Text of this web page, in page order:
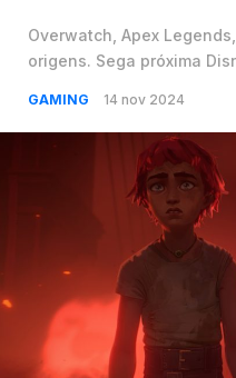
Overwatch, Apex
origens. Sega próxima
GAMING 14 nov 2024